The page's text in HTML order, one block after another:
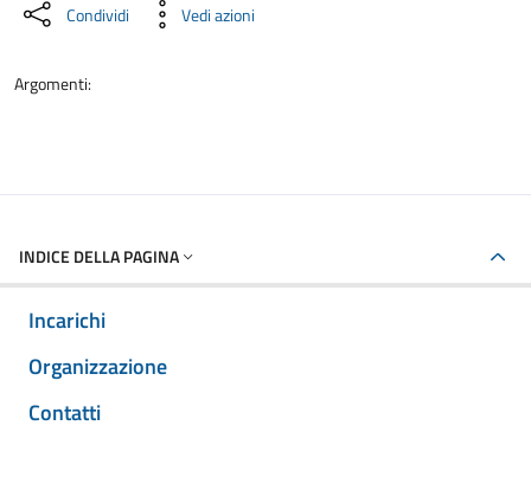
Condividi Vedi azioni
Argomenti:
INDICE DELLA PAGINA
Incarichi
Organizzazione
Contatti